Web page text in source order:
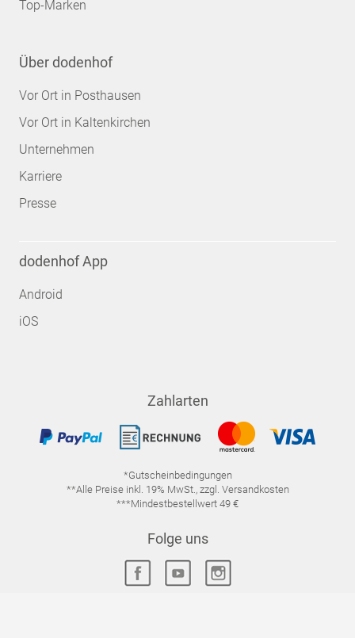
Top-Marken
Über dodenhof
Vor Ort in Posthausen
Vor Ort in Kaltenkirchen
Unternehmen
Karriere
Presse
dodenhof App
Android
iOS
Zahlarten
*Gutscheinbedingungen
**Alle Preise inkl. 19% MwSt., zzgl. Versandkosten
***Mindestbestellwert 49 €
Folge uns